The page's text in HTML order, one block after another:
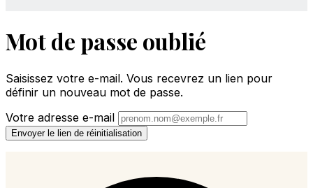
Mot de passe oublié
Saisissez votre e-mail. Vous recevrez un lien pour
définir un nouveau mot de passe.
Votre adresse e-mail
Envoyer le lien de réinitialisation